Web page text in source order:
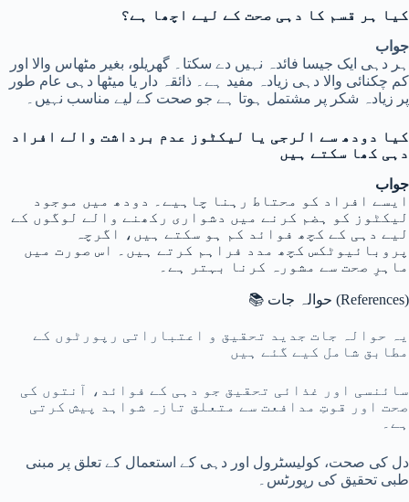
کیا ہر قسم کا دہی صحت کے لیے اچھا ہے؟
جواب
ہر دہی ایک جیسا فائدہ نہیں دے سکتا۔ گھریلو، بغیر مٹھاس والا اور
کم چکنائی والا دہی زیادہ مفید ہے۔ ذائقہ دار یا میٹھا دہی عام طور
پر زیادہ شکر پر مشتمل ہوتا ہے جو صحت کے لیے مناسب نہیں۔
دہی کھا سکتے ہیں
جواب
ایسے افراد کو محتاط رہنا چاہیے۔ دودھ میں موجود
لیکٹوز کو ہضم کرنے میں دشواری رکھنے والے لوگوں کے
لیے دہی کے کچھ فوائد کم ہو سکتے ہیں، اگرچہ
پروبائیوٹکس کچھ مدد فراہم کرتے ہیں۔ اس صورت میں
ماہرِ صحت سے مشورہ کرنا بہتر ہے۔
📚 حوالہ جات (References)
یہ حوالہ جات جدید تحقیق و اعتباراتی رپورٹوں کے
مطابق شامل کیے گئے ہیں
سائنسی اور غذائی تحقیق جو دہی کے فوائد، آنتوں کی
صحت اور قوتِ مدافعت سے متعلق تازہ شواہد پیش کرتی
ہے۔
دل کی صحت، کولیسٹرول اور دہی کے استعمال کے تعلق پر مبنی
طبی تحقیق کی رپورٹس۔